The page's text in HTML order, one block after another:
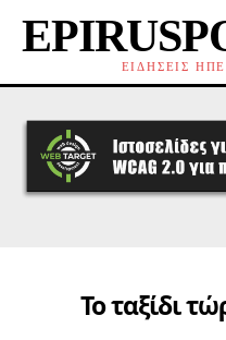
ΕΙΔΗΣΕΙΣ
Το ταξίδι